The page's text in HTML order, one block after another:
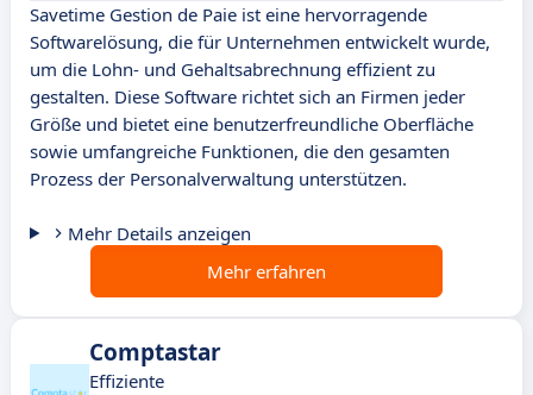
Savetime Gestion de Paie ist eine hervorragende
Softwarelösung, die für Unternehmen entwickelt wurde,
um die Lohn- und Gehaltsabrechnung effizient zu
gestalten. Diese Software richtet sich an Firmen jeder
Größe und bietet eine benutzerfreundliche Oberfläche
sowie umfangreiche Funktionen, die den gesamten
Prozess der Personalverwaltung unterstützen.
Mehr Details anzeigen
Mehr erfahren
Comptastar
Effiziente